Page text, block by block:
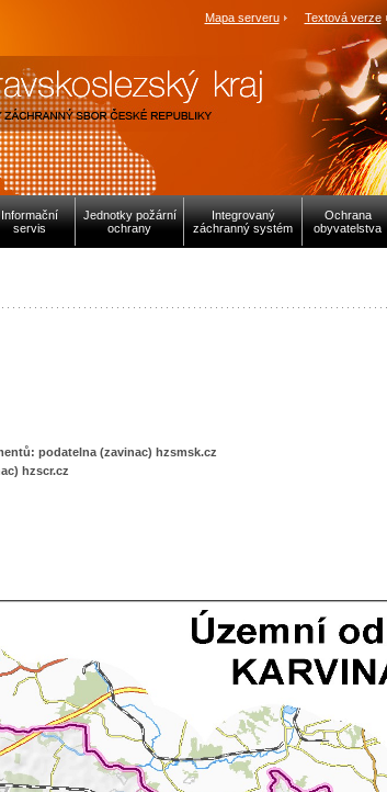
Mapa serveru Textová verze
Informační
servis
Jednotky požární
ochrany
Integrovaný
záchranný systém
Ochrana
obyvatelstva
podatelna (zavinac) hzsmsk.cz
hzscr.cz